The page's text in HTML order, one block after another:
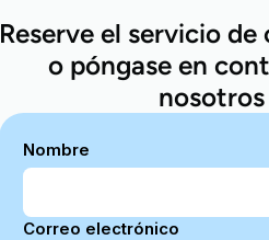
Reserve el servicio
o póngase en
nosotros
Nombre
Correo electrónico